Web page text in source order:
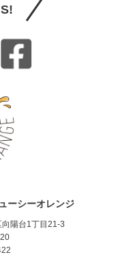
ーシーオレンジ
陽台1丁目21-3